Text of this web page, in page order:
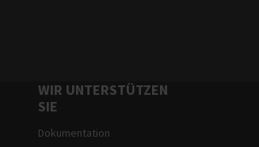
WIR UNTERSTÜTZEN
SIE
Dokumentation